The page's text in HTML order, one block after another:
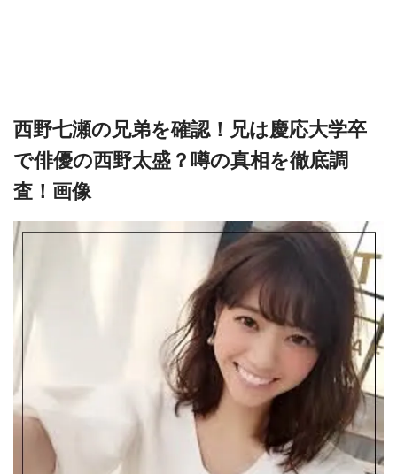
西野七瀬の兄弟を確認！兄は慶応大学卒
で俳優の西野太盛？噂の真相を徹底調
査！画像